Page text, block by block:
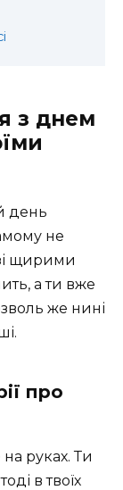
з днем
день
не
щирими
а ти вже
же нині
про
руках. Ти
в твоїх